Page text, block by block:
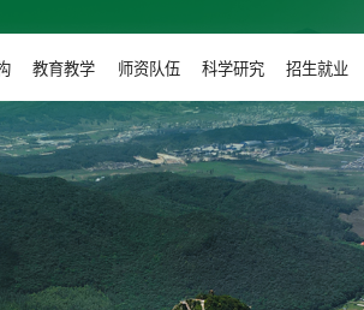
教育教学 师资队伍 科学研究 招生就业